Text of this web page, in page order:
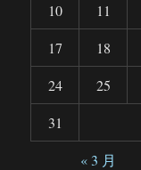
10
11
17
18
24
25
31
« 3 月